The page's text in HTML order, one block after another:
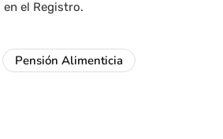
el Registro.
Pensión Alimenticia